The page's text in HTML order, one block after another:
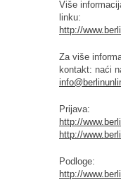
Više
linku:
http://
Za više
kontakt: naći
Prijava:
http://
http://
Podloge:
http://